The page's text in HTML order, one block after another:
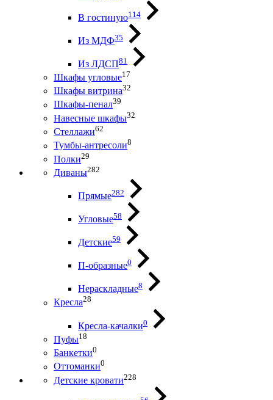
В гостиную114
Из МДФ35
Из ЛДСП81
Шкафы угловые17
Шкафы витрина32
Шкафы-пенал39
Навесные шкафы32
Стеллажи62
Тумбы-антресоли8
Полки29
Диваны282
Прямые282
Угловые58
Детские59
П-образные0
Нераскладные8
Кресла28
Кресла-качалки0
Пуфы18
Банкетки0
Оттоманки0
Детские кровати228